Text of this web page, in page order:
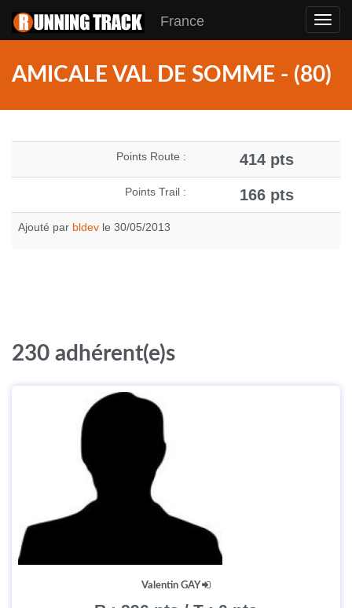
France
AMICALE VAL DE SOMME - (80)
Points Route : 414 pts
Points Trail : 166 pts
Ajouté par bldev le 30/05/2013
230 adhérent(e)s
Valentin GAY